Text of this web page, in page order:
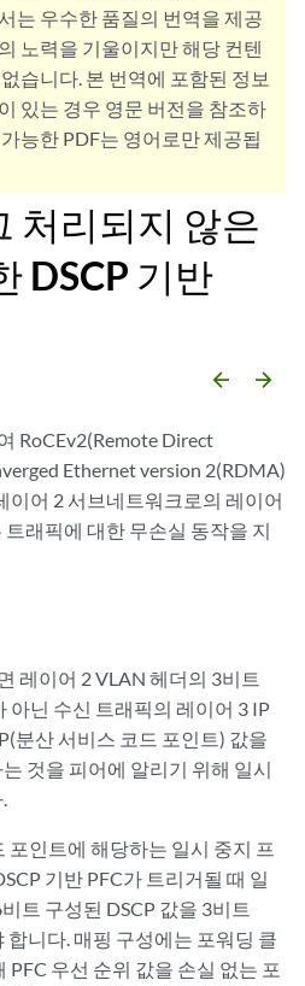
는 우수한 품질의 번역을 제공
노력을 기울이지만 해당 컨텐
습니다. 본 번역에 포함된 정보
있는 경우 영문 버전을 참조하
능한 PDF는 영어로만 제공됩
처리되지 않은
DSCP 기반
arrow_backward arrow_forward
RoCEv2(Remote Direct
Ethernet version 2(RDMA)
이어 2 서브네트워크로의 레이어
래픽에 대한 무손실 동작을 지
레이어 2 VLAN 헤더의 3비트
아닌 수신 트래픽의 레이어 3 IP
분산 서비스 코드 포인트) 값을
것을 피어에 알리기 위해 일시
포인트에 해당하는 일시 중지 프
기반 PFC가 트리거될 때 일
트 구성된 DSCP 값을 3비트
합니다. 매핑 구성에는 포워딩 클
우선 순위 값을 손실 없는 포